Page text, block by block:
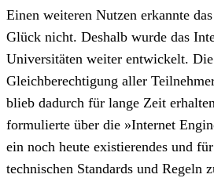
Einen weiteren Nutzen erkannte
Glück nicht. Deshalb wurde das
Universitäten weiter entwickelt.
Gleichberechtigung aller
blieb dadurch für lange Zeit
formulierte über die »Internet
ein noch heute existierendes und
technischen Standards und Regeln